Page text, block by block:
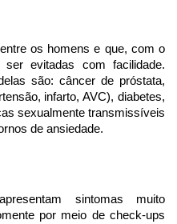
os homens e que, com o
ser evitadas com facilidade.
são: câncer de próstata,
infarto, AVC), diabetes,
sexualmente transmissíveis
de ansiedade.
sintomas muito
por meio de check-ups